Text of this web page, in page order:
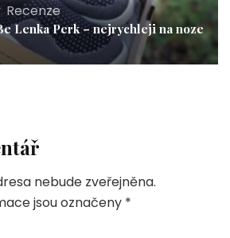
, Recenze
Lenka Perk – nejrychleji na noze
nebude zveřejněna.
jsou označeny *